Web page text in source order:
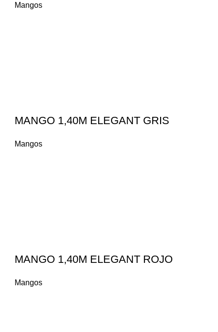
Mangos
MANGO 1,40M ELEGANT GRIS
Mangos
MANGO 1,40M ELEGANT ROJO
Mangos